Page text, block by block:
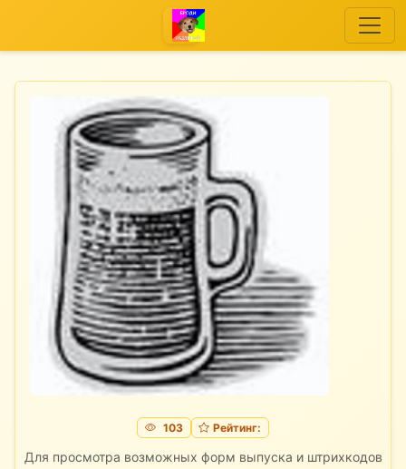
103 Рейтинг:
Для просмотра возможных форм выпуска и штрихкодов